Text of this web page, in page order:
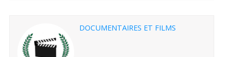
DOCUMENTAIRES ET FILMS